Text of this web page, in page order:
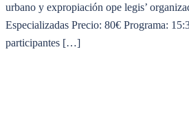
urbano y expropiación ope legis’
Especializadas Precio: 80€ Programa:
participantes […]